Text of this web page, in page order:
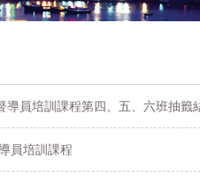
導員培訓課程第四、五、六班抽籤
員培訓課程